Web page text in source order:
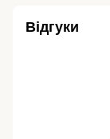
Відгуки